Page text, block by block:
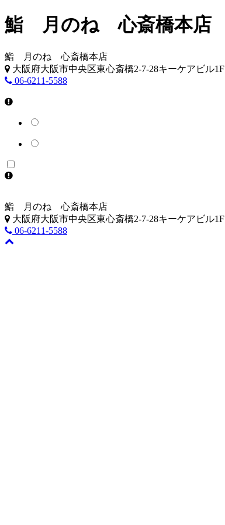
鮨 月のね 心斎橋本店
鮨 月のね 心斎橋本店
大阪府大阪市中央区東心斎橋2-7-28キーケアビル1F
06-6211-5588
鮨 月のね 心斎橋本店
大阪府大阪市中央区東心斎橋2-7-28キーケアビル1F
06-6211-5588